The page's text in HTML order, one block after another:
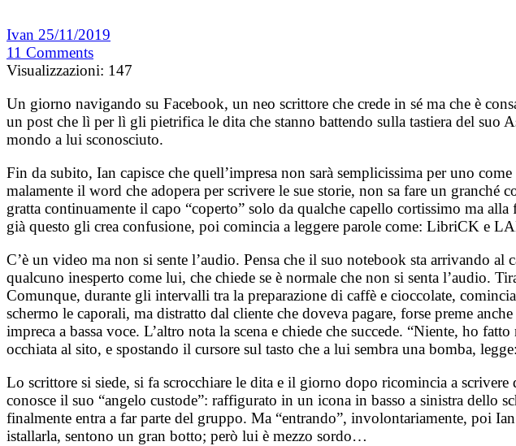
Ivan 25/11/2019
11 Comments
Visualizzazioni: 147
Un giorno navigando su Facebook, un neo scrittore che crede in sé ma che è
un post che lì per lì gli pietrifica le dita che stanno battendo sulla tastiera del suo
mondo a lui sconosciuto.
Fin da subito, Ian capisce che quell’impresa non sarà semplicissima per uno
malamente il word che adopera per scrivere le sue storie, non sa fare un
gratta continuamente il capo “coperto” solo da qualche capello cortissimo ma
già questo gli crea confusione, poi comincia a leggere parole come: LibriCK e
C’è un video ma non si sente l’audio. Pensa che il suo notebook sta arrivando
qualcuno inesperto come lui, che chiede se è normale che non si senta l’audio.
Comunque, durante gli intervalli tra la preparazione di caffè e cioccolate,
schermo le caporali, ma distratto dal cliente che doveva pagare, forse preme
impreca a bassa voce. L’altro nota la scena e chiede che succede. “Niente, ho
occhiata al sito, e spostando il cursore sul tasto che a lui sembra una bomba,
Lo scrittore si siede, si fa scrocchiare le dita e il giorno dopo ricomincia a
conosce il suo “angelo custode”: raffigurato in un icona in basso a sinistra dello
finalmente entra a far parte del gruppo. Ma “entrando”, involontariamente, poi
istallarla, sentono un gran botto; però lui è mezzo sordo…